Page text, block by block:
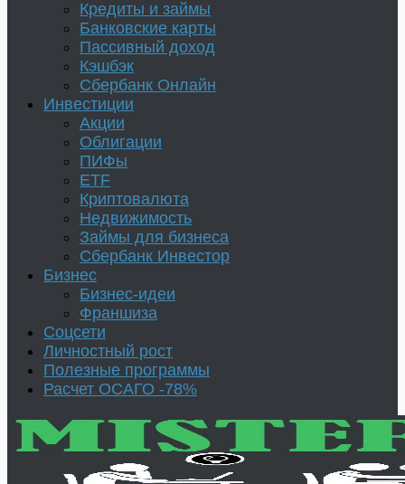
Кредиты и займы
Банковские карты
Пассивный доход
Кэшбэк
Сбербанк Онлайн
Инвестиции
Акции
Облигации
ПИФы
ETF
Криптовалюта
Недвижимость
Займы для бизнеса
Сбербанк Инвестор
Бизнес
Бизнес-идеи
Франшиза
Соцсети
Личностный рост
Полезные программы
Расчет ОСАГО -78%